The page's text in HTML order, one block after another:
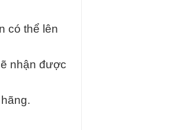
có thể lên
nhận được